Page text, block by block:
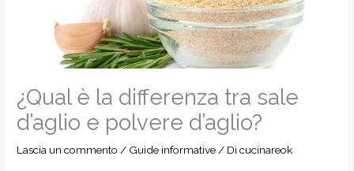
¿Qual è la differenza tra sale
d’aglio e polvere d’aglio?
Lascia un commento / Guide informative/ Dicucinareok